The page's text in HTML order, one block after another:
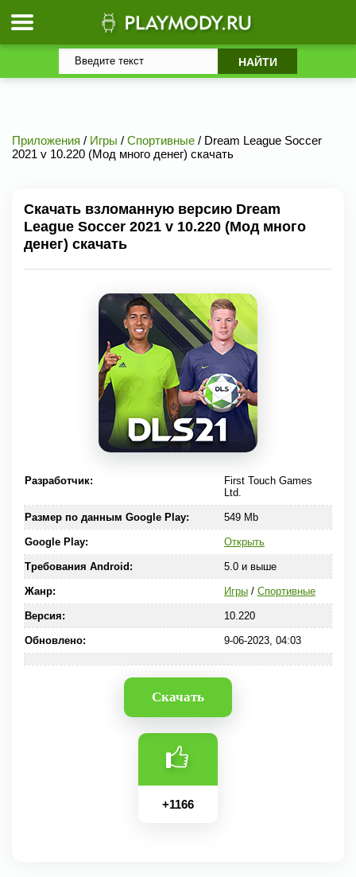
Приложения / Игры / Спортивные / Dream League Soccer
2021 v 10.220 (Мод много денег) скачать
Скачать взломанную версию Dream
League Soccer 2021 v 10.220 (Мод много
денег) скачать
Разработчик:
First Touch Games
Ltd.
Размер по данным Google Play: 549 Mb
Google Play: Открыть
Требования Android: 5.0 и выше
Жанр: Игры/ Спортивные
Версия: 10.220
Обновлено: 9-06-2023, 04:03
Скачать
+1166